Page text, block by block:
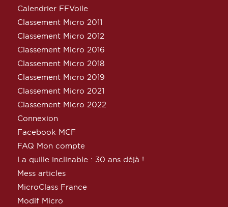
Calendrier FFVoile
Classement Micro 2011
Classement Micro 2012
Classement Micro 2016
Classement Micro 2018
Classement Micro 2019
Classement Micro 2021
Classement Micro 2022
Connexion
Facebook MCF
FAQ Mon compte
La quille inclinable : 30 ans déjà !
Mess articles
MicroClass France
Modif Micro